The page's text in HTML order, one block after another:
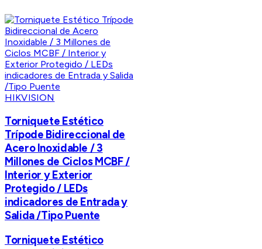
HIKVISION
Torniquete Estético
Trípode Bidireccional de
Acero Inoxidable / 3
Millones de Ciclos MCBF /
Interior y Exterior
Protegido / LEDs
indicadores de Entrada y
Salida /Tipo Puente
Torniquete Estético